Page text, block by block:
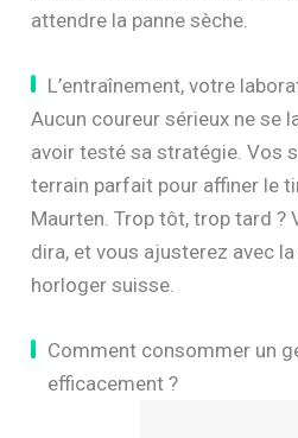
attendre la panne sèche.
L’entraînement, votre
Aucun coureur sérieux ne se
avoir testé sa stratégie. Vos
terrain parfait pour affiner le
Maurten. Trop tôt, trop tard ?
dira, et vous ajusterez avec la
horloger suisse.
Comment consommer un
efficacement ?